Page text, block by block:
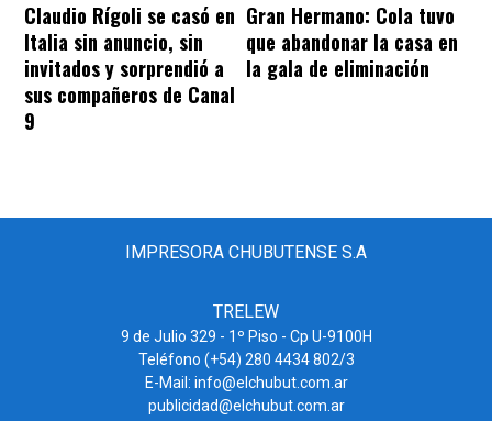
Claudio Rígoli se casó en
Italia sin anuncio, sin
invitados y sorprendió a
sus compañeros de Canal
9
Gran Hermano: Cola tuvo
que abandonar la casa en
la gala de eliminación
IMPRESORA CHUBUTENSE S.A
TRELEW
9 de Julio 329 - 1º Piso - Cp U-9100H
Teléfono (+54) 280 4434 802/3
E-Mail: info@elchubut.com.ar
publicidad@elchubut.com.ar